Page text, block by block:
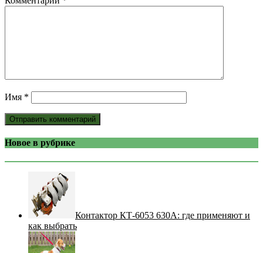
Имя *
Новое в рубрике
Контактор КТ-6053 630А: где применяют и
как выбрать